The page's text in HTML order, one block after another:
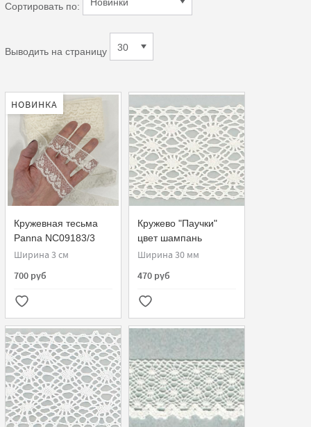
Сортировать по:
Выводить на страницу
НОВИНКА
Кружевная тесьма
Panna NC09183/3
Sophie Hallette
Ширина 3 см
700 руб
Кружево "Паучки"
цвет шампань
прошва
Ширина 30 мм
470 руб